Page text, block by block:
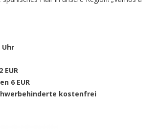
Uhr
EUR
6 EUR
kostenfrei